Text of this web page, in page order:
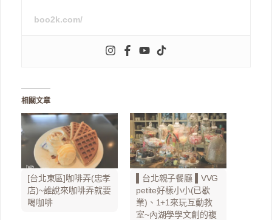
boo2k.com/
相關文章
[台北東區]咖啡弄(忠孝
店)~誰說來咖啡弄就要
喝咖啡
▌台北親子餐廳 ▌VVG
petite好樣小小(已歇
業)、1+1來玩互動教
室~內湖學學文創的複